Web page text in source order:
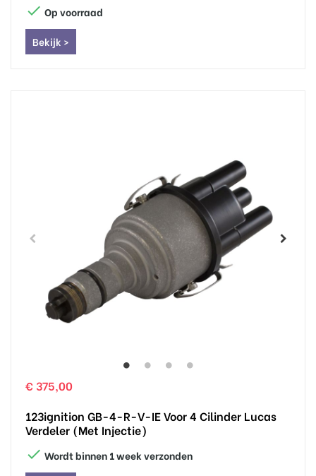
 Op voorraad
Bekijk >
€ 375,00
123ignition GB-4-R-V-IE Voor 4 Cilinder Lucas
Verdeler (met Injectie)
 Wordt binnen 1 week verzonden